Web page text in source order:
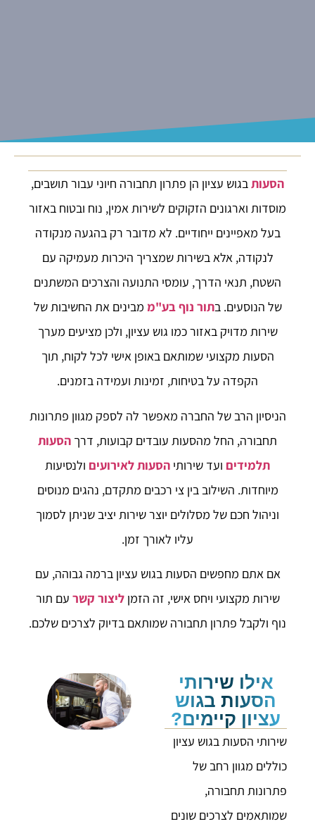
הסעותבגוש עציון הן פתרון תחבורה חיוני עבור תושבים,
מוסדות וארגונים הזקוקים לשירות אמין, נוח ובטוח באזור
בעל מאפיינים ייחודיים. לא מדובר רק בהגעה מנקודה
לנקודה, אלא בשירות שמצריך היכרות מעמיקה עם
השטח, תנאי הדרך, עומסי התנועה והצרכים המשתנים
של הנוסעים. בתור נוף בע"מ מבינים את החשיבות של
שירות מדויק באזור כמו גוש עציון, ולכן מציעים מערך
הסעות מקצועי שמותאם באופן אישי לכל לקוח, תוך
הקפדה על בטיחות, זמינות ועמידה בזמנים.
הניסיון הרב של החברה מאפשר לה לספק מגוון פתרונות
תחבורה, החל מהסעות עובדים קבועות, דרך הסעות
תלמידים ועד שירותי הסעות לאירועים ולנסיעות
מיוחדות. השילוב בין צי רכבים מתקדם, נהגים מנוסים
וניהול חכם של מסלולים יוצר שירות יציב שניתן לסמוך
עליו לאורך זמן.
אם אתם מחפשים הסעות בגוש עציון ברמה גבוהה, עם
שירות מקצועי ויחס אישי, זה הזמןליצור קשר עם תור
נוף ולקבל פתרון תחבורה שמותאם בדיוק לצרכים שלכם.
אילו שירותי
הסעות בגוש
עציון קיימים?
שירותי הסעות בגוש עציון
כוללים מגוון רחב של
פתרונות תחבורה,
שמותאמים לצרכים שונים